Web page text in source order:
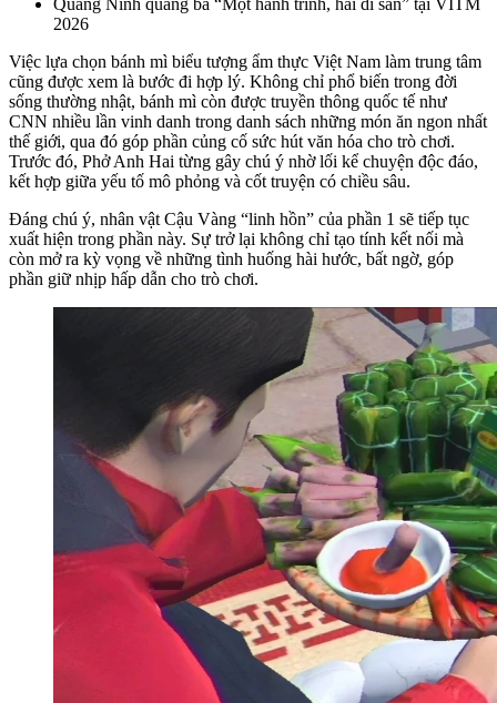
2026
Việc lựa chọn bánh mì biểu tượng ẩm thực Việt Nam làm trung tâm
cũng được xem là bước đi hợp lý. Không chỉ phổ biến trong đời
sống thường nhật, bánh mì còn được truyền thông quốc tế như
CNN nhiều lần vinh danh trong danh sách những món ăn ngon nhất
thế giới, qua đó góp phần củng cố sức hút văn hóa cho trò chơi.
Trước đó, Phở Anh Hai từng gây chú ý nhờ lối kể chuyện độc đáo,
kết hợp giữa yếu tố mô phỏng và cốt truyện có chiều sâu.
Đáng chú ý, nhân vật Cậu Vàng “linh hồn” của phần 1 sẽ tiếp tục
xuất hiện trong phần này. Sự trở lại không chỉ tạo tính kết nối mà
còn mở ra kỳ vọng về những tình huống hài hước, bất ngờ, góp
phần giữ nhịp hấp dẫn cho trò chơi.